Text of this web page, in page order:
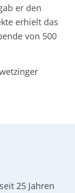
er den
erhielt das
von 500
25 Jahren